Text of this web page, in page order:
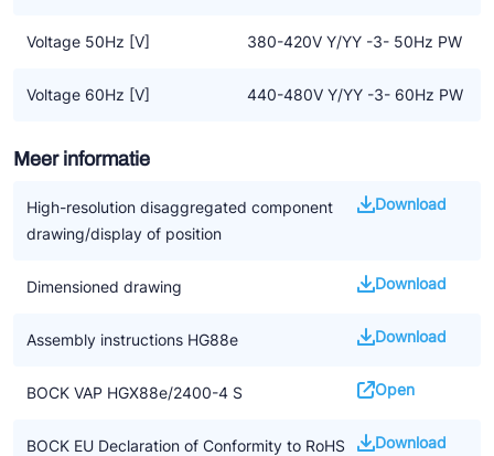
Voltage 50Hz [V] 380-420V Y/YY -3- 50Hz PW
Voltage 60Hz [V] 440-480V Y/YY -3- 60Hz PW
Meer informatie
High-resolution disaggregated component
drawing/display of position
Download
Dimensioned drawing Download
Assembly instructions HG88e Download
BOCK VAP HGX88e/2400-4 S Open
BOCK EU Declaration of Conformity to RoHS
Download